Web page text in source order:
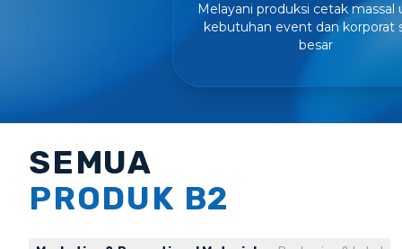
Melayani produksi cetak massal
kebutuhan event dan korporat
besar
SEMUA
PRODUK B2